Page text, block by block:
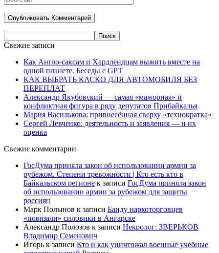
Свежие записи
Как Англо-саксам и Хардлендцам выжить вместе на
одной планете. Беседы с GPT
КАК ВЫБРАТЬ КАСКО ДЛЯ АВТОМОБИЛЯ БЕЗ
ПЕРЕПЛАТ
Александр Якубовский — самая «мажорная» и
конфликтная фигура в ряду депутатов Прибайкалья
Мария Василькова: привнесённая сверху «технократка»
Сергей Левченко: деятельность и заявления — и их
оценка
Свежие комментарии
ГосДума приняла закон об использовании армии за
рубежом. Степени тревожности | Кто есть кто в
Байкальском регионе к записи ГосДума приняла закон
об использовании армии за рубежом для защиты
россиян
Марк Полынов к записи Банду наркоторговцев
«повязали» силовики в Ангарске
Александр Полозов к записи Некролог: ЗВЕРЬКОВ
Владимир Семенович
Игорь к записи Кто и как уничтожал военные учебные